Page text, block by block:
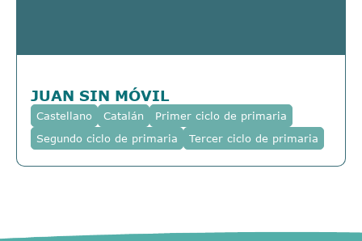
JUAN SIN MÓVIL
Castellano Catalán
Primer ciclo de primaria
Segundo ciclo de primaria
Tercer ciclo de primaria